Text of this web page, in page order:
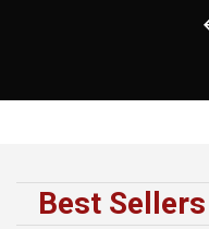
Best Sellers